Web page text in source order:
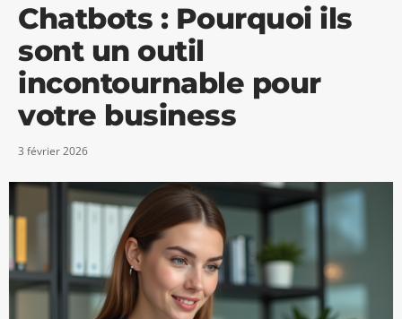
Chatbots : Pourquoi ils
sont un outil
incontournable pour
votre business
3 février 2026